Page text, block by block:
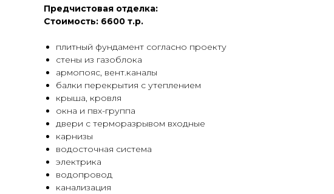
Предчистовая отделка:
Стоимость: 6600 т.р.
плитный фундамент согласно проекту
стены из газоблока
армопояс, вент.каналы
балки перекрытия с утеплением
крыша, кровля
окна и пвх-группа
двери с терморазрывом входные
карнизы
водосточная система
электрика
водопровод
канализация